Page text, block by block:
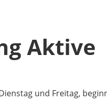
Aktive
und Freitag,